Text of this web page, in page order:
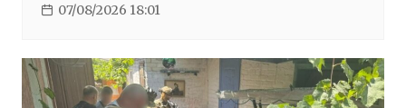
07/08/2026 18:01